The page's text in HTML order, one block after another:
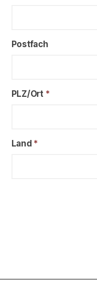
Postfach
PLZ/Ort *
Land *